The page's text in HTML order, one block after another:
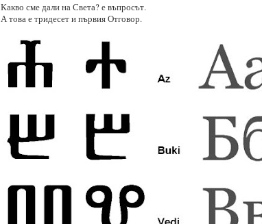
Какво сме дали на Света? е въпросът.
А това е тридесет и първия Отговор.